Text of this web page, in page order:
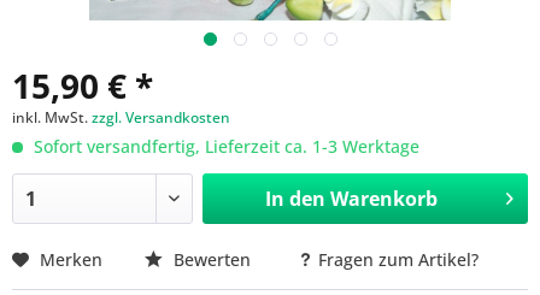
15,90 € *
inkl. MwSt.zzgl. Versandkosten
Sofort versandfertig, Lieferzeit ca. 1-3 Werktage
In den Warenkorb
Merken Bewerten Fragen zum Artikel?